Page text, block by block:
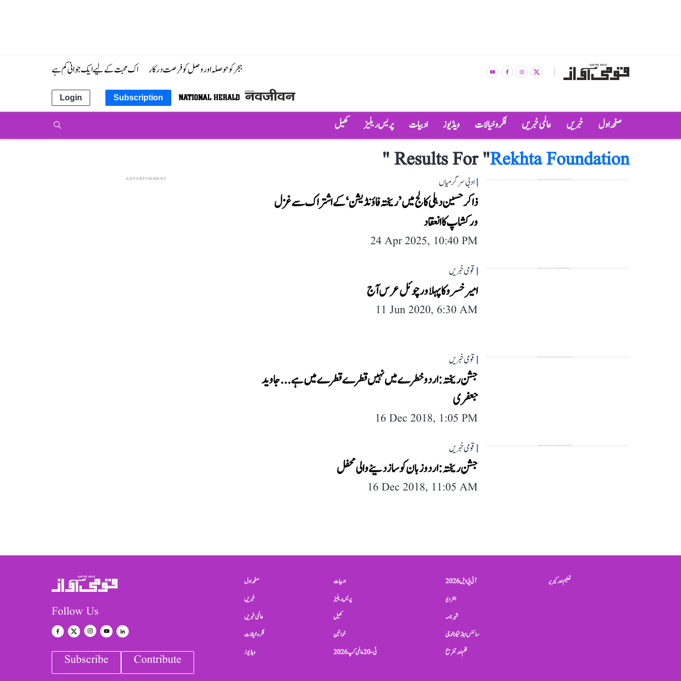
ہجر کو حوصلہ اور وصل کو فرصت درکار اک محبت کے لیے ایک جوانی کم ہے
Subscription
Login
صفحہ اول خبریں عالمی خبریں فکر و خیالات ویڈیوز ادبیات پریس ریلیز کھیل
Results For "Rekhta Foundation
"
ادبی سرگرمیاں
ذاکر حسین دہلی کالج میں ’ریختہ فاؤنڈیشن‘ کے اشتراک سے غزل
ورکشاپ کا انعقاد
24 Apr 2025, 10:40 PM
قومی خبریں
امیر خسرو کا پہلا ورچوئل عرس آج
11 Jun 2020, 6:30 AM
قومی خبریں
جشن ریختہ: اردو خطرے میں نہیں قطرے قطرے میں ہے... جاوید
جعفری
16 Dec 2018, 1:05 PM
قومی خبریں
جشن ریختہ: اردو زبان کو ساز دینے والی محفل
16 Dec 2018, 11:05 AM
ADVERTISEMENT
Follow Us
Subscribe Contribute
صفحہ اول
خبریں
عالمی خبریں
فکر و خیالات
ویڈیوز
ادبیات
پریس ریلیز
کھیل
خواتین
ٹی-20 عالمی کپ 2026
آئی پی ایل 2026
انٹرویو
شہرنامہ
سائنس اینڈ ٹیکنالوجی
فلم اور تفریح
تعلیم اور کیریر